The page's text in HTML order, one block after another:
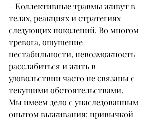
– Коллективные травмы живут в
телах, реакциях и стратегиях
следующих поколений. Во многом
тревога, ощущение
нестабильности, невозможность
расслабиться и жить в
удовольствии часто не связаны с
текущими обстоятельствами.
Мы имеем дело с унаследованным
опытом выживания: привычкой